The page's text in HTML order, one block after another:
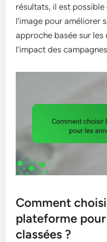
résultats, il est
l’image pour améliorer
approche basée sur les
l’impact des
Comment
plateforme
classées ?